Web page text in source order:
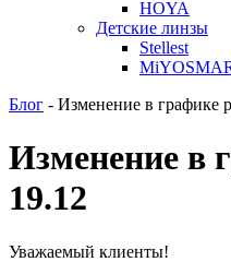
HOYA
Детские линзы
Stellest
Блог - Изменение в графике
Изменение в
19.12
Уважаемый клиенты!